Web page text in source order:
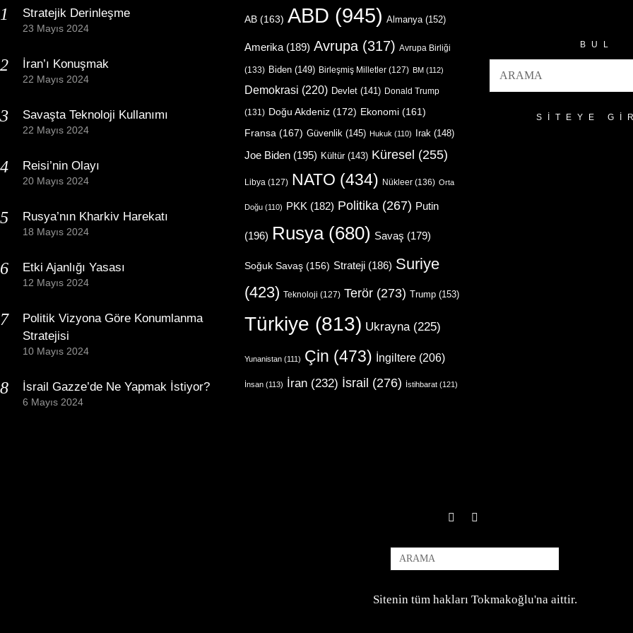
Stratejik Derinleşme
23 Mayıs 2024
İran’ı Konuşmak
22 Mayıs 2024
Savaşta Teknoloji Kullanımı
22 Mayıs 2024
Reisi’nin Olayı
20 Mayıs 2024
Rusya’nın Kharkiv Harekatı
18 Mayıs 2024
Etki Ajanlığı Yasası
12 Mayıs 2024
Politik Vizyona Göre Konumlanma
Stratejisi
10 Mayıs 2024
İsrail Gazze’de Ne Yapmak İstiyor?
6 Mayıs 2024
AB (163) ABD (945) Almanya(152)
Amerika (189) Avrupa (317) Avrupa Birliği
(133) Biden (149) Birleşmiş Milletler (127) BM (112)
Demokrasi (220) Devlet (141) Donald Trump
(131) Doğu Akdeniz (172) Ekonomi (161)
Fransa (167) Güvenlik (145) Hukuk (110) Irak (148)
Joe Biden (195) Kültür(143) Küresel (255)
Libya (127) NATO (434) Nükleer (136) Orta
Doğu (110) PKK (182) Politika (267) Putin
(196) Rusya(680) Savaş (179)
Soğuk Savaş (156) Strateji (186) Suriye
(423) Teknoloji (127) Terör (273) Trump (153)
Türkiye (813) Ukrayna(225)
Yunanistan (111) Çin (473) İngiltere (206)
İnsan (113) İran (232) İsrail (276) İstihbarat (121)
BUL
SITEYE
Sitenin tüm hakları Tokmakoğlu'na aittir.